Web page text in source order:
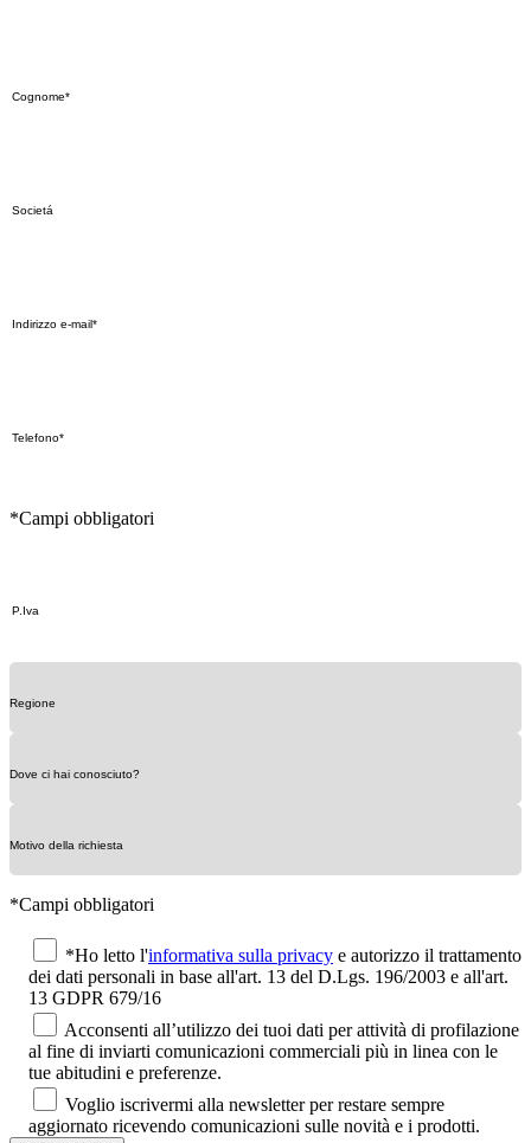
*Campi obbligatori
*Campi obbligatori
*Ho letto l'informativa sulla privacy e autorizzo il trattamento
dei dati personali in base all'art. 13 del D.Lgs. 196/2003 e all'art.
13 GDPR 679/16
Acconsenti all’utilizzo dei tuoi dati per attività di profilazione
al fine di inviarti comunicazioni commerciali più in linea con le
tue abitudini e preferenze.
Voglio iscrivermi alla newsletter per restare sempre
aggiornato ricevendo comunicazioni sulle novità e i prodotti.